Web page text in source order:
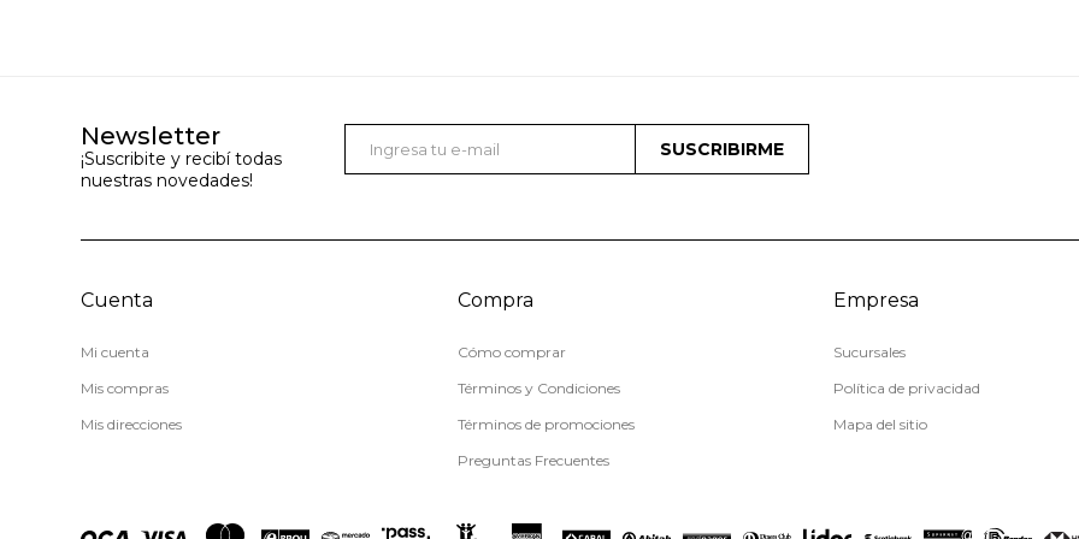
Newsletter
¡Suscribite y recibí todas
nuestras novedades!
SUSCRIBIRME
Cuenta
Mi cuenta
Mis compras
Mis direcciones
Compra
Cómo comprar
Términos y Condiciones
Términos de promociones
Preguntas Frecuentes
Empresa
Sucursales
Política de privacidad
Mapa del sitio